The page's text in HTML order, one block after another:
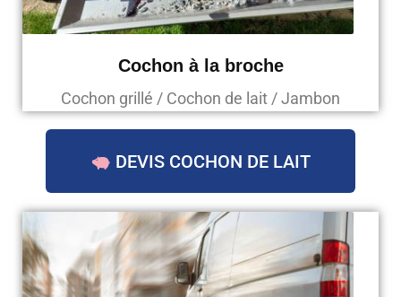
Cochon à la broche
Cochon grillé / Cochon de lait / Jambon
DEVIS COCHON DE LAIT